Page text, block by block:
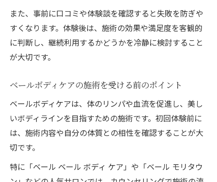
また、事前に口コミや体験談を確認すると失敗を防ぎや
すくなります。体験後は、施術の効果や満足度を客観的
に判断し、継続利用するかどうかを冷静に検討すること
が大切です。
ベールボディケアの施術を受ける前のポイント
ベールボディケアは、体のリンパや血流を促進し、美し
いボディラインを目指すための施術です。初回体験前に
は、施術内容や自分の体質との相性を確認することが大
切です。
特に「ベール ベール ボディ ケア」や「ベール モリタウ